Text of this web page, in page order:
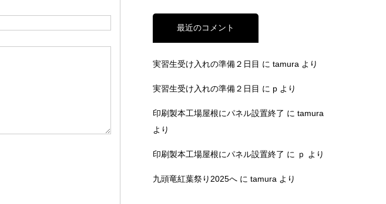
最近のコメント
実習生受け入れの準備２日目 に tamura より
実習生受け入れの準備２日目 に p より
印刷製本工場屋根にパネル設置終了 に tamura
より
印刷製本工場屋根にパネル設置終了 に ｐ より
九頭竜紅葉祭り2025へ に tamura より